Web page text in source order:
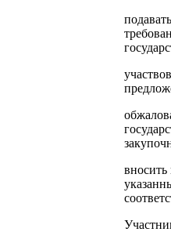
вносить